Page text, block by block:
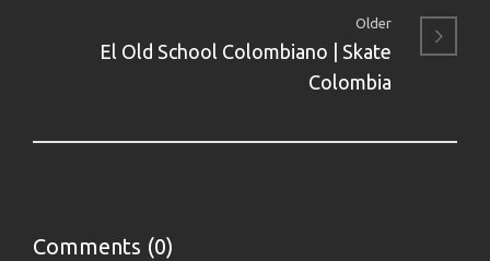
Older
El Old School Colombiano | Skate
Colombia
Comments (0)